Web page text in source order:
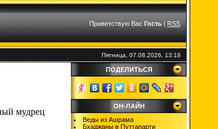
Приветствую Вас Гость|RSS
Пятница, 07.08.2026, 13:18
мудрец
ПОДЕЛИТЬСЯ
ОН-ЛАЙН
Веды из Ашрама
Бхаджаны в Путтапарти